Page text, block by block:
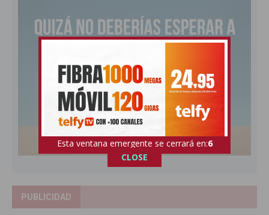
PUBLICIDAD
Esta ventana emergente se cerrará en:5
CLOSE